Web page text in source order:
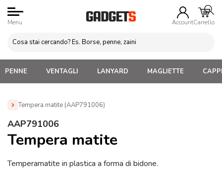
Menu AccountCarrello
PENNE VENTAGLI LANYARD MAGLIETTE
Tempera matite (AAP791006)
Home » Gadget da Ufficio
AAP791006
Tempera matite
Temperamatite in plastica a forma di bidone.